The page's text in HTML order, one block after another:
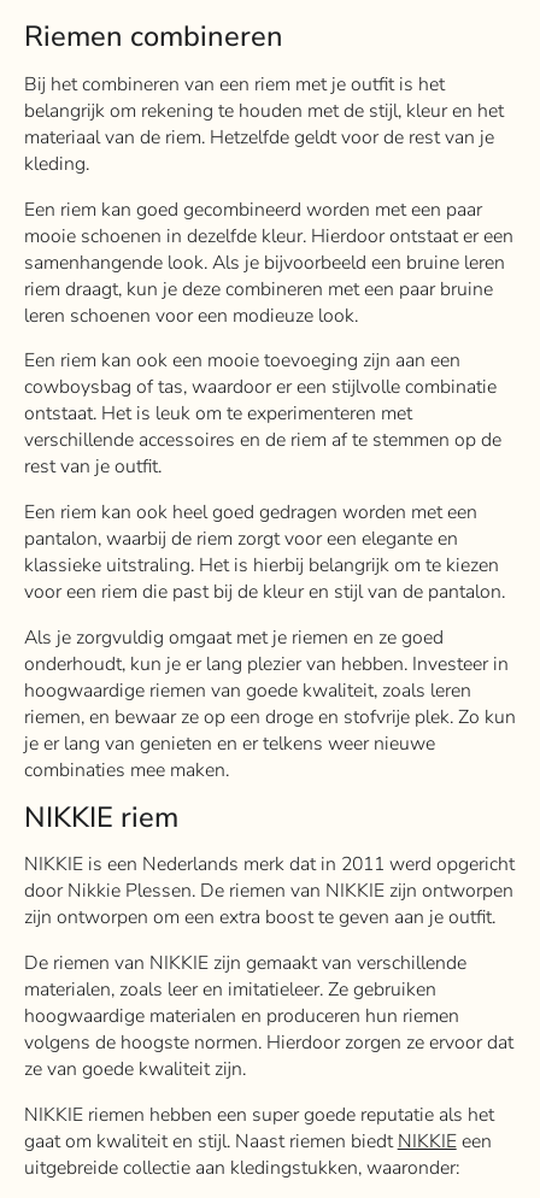
Riemen combineren
Bij het combineren van een riem met je outfit is het
belangrijk om rekening te houden met de stijl, kleur en het
materiaal van de riem. Hetzelfde geldt voor de rest van je
kleding.
Een riem kan goed gecombineerd worden met een paar
mooie schoenen in dezelfde kleur. Hierdoor ontstaat er een
samenhangende look.Als je bijvoorbeeld een bruine leren
riem draagt, kun je deze combineren met een paar bruine
leren schoenen voor een modieuze look.
Een riem kan ook een mooie toevoeging zijn aan een
cowboysbag of tas, waardoor er een stijlvolle combinatie
ontstaat. Het is leuk om te experimenteren met
verschillende accessoires en de riem af te stemmen op de
rest van je outfit.
Een riem kan ook heel goed gedragen worden met een
pantalon, waarbij de riem zorgt voor een elegante en
klassieke uitstraling. Het is hierbij belangrijk om te kiezen
voor een riem die past bij de kleur en stijl van de pantalon.
Als je zorgvuldig omgaat met je riemen en ze goed
onderhoudt, kun je er lang plezier van hebben. Investeer in
hoogwaardige riemen van goede kwaliteit, zoals leren
riemen, en bewaar ze op een droge en stofvrije plek. Zo kun
je er lang van genieten en er telkens weer nieuwe
combinaties mee maken.
NIKKIE riem
NIKKIE is een Nederlands merk dat in 2011 werd opgericht
door Nikkie Plessen. De riemen van NIKKIE zijn ontworpen
zijn ontworpen om een extra boost te geven aan je outfit.
De riemen van NIKKIE zijn gemaakt van verschillende
materialen, zoals leer en imitatieleer.Ze gebruiken
hoogwaardige materialen en produceren hun riemen
volgens de hoogste normen. Hierdoor zorgen ze ervoor dat
ze van goede kwaliteit zijn.
NIKKIE riemen hebben een super goede reputatie als het
gaat om kwaliteit en stijl. Naast riemen biedtNIKKIEeen
uitgebreide collectie aan kledingstukken, waaronder: